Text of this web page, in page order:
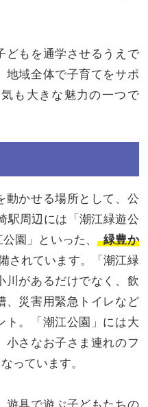
どもを通学させるうえで
地域全体で子育てをサポ
も大きな魅力の一つで
動かせる場所として、公
駅周辺には「潮江緑遊公
園」といった、 緑豊か
されています。「潮江緑
川があるだけでなく、飲
、災害用緊急トイレなど
ト。「潮江公園」には大
小さなお子さま連れのフ
っています。